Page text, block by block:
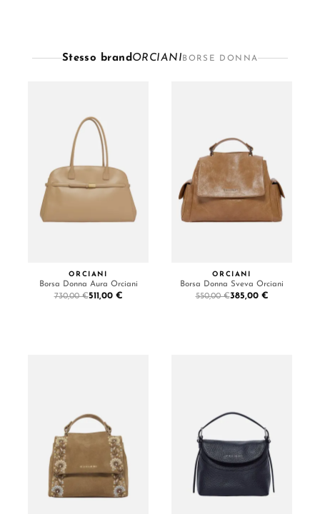
Stesso brand ORCIANI BORSE DONNA
ORCIANI
Borsa Donna Aura Orciani
730,00 €511,00 €
ORCIANI
Borsa Donna Sveva Orciani
550,00 €385,00 €